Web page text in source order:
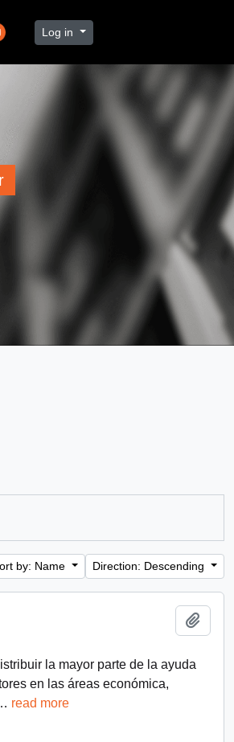
Log in
by: Name Direction: Descending
la mayor parte de la ayuda
en las áreas económica,
read more